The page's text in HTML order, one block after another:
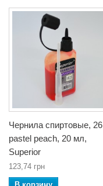
Чернила спиртовые, 26
pastel peach, 20 мл,
Superior
123,74 грн